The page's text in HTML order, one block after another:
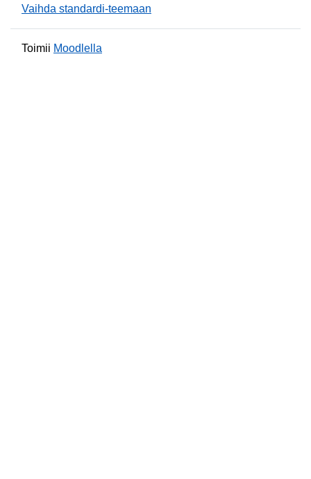
Vaihda standardi-teemaan
Toimii Moodlella